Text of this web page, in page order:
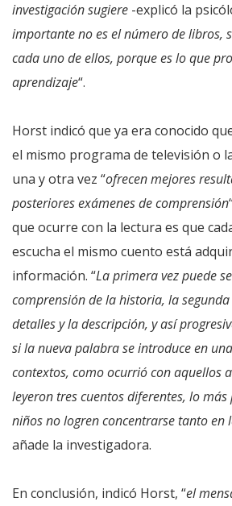
investigación sugiere -explicó la
importante no es el número de libros,
cada uno de ellos, porque es lo que
aprendizaje“.
Horst indicó que ya era conocido
el mismo programa de televisión o
una y otra vez “ofrecen mejores
posteriores exámenes de comprensión
que ocurre con la lectura es que
escucha el mismo cuento está
información. “La primera vez puede
comprensión de la historia, la
detalles y la descripción, y así
si la nueva palabra se introduce en
contextos, como ocurrió con aquellos
leyeron tres cuentos diferentes, lo
niños no logren concentrarse tanto en
añade la investigadora.
En conclusión, indicó Horst, “el